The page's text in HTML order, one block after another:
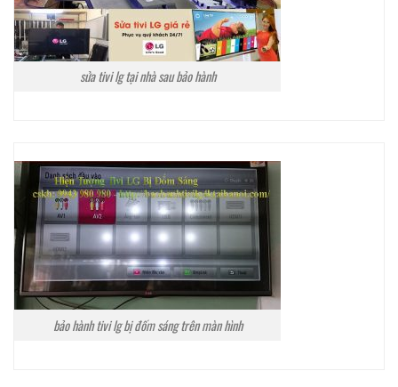
sửa tivi lg tại nhà sau bảo hành
bảo hành tivi lg bị đốm sáng trên màn hình